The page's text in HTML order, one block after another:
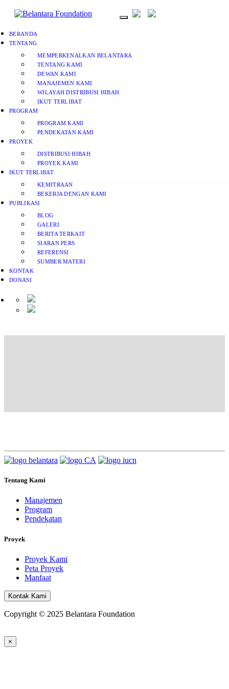
BERANDA
TENTANG
MEMPERKENALKAN BELANTARA
TENTANG KAMI
DEWAN KAMI
MANAJEMEN KAMI
WILAYAH DISTRIBUSI HIBAH
IKUT TERLIBAT
PROGRAM
PROGRAM KAMI
PENDEKATAN KAMI
PROYEK
DISTRIBUSI HIBAH
PROYEK KAMI
IKUT TERLIBAT
KEMITRAAN
BEKERJA DENGAN KAMI
PUBLIKASI
BLOG
GALERI
BERITA TERKAIT
SIARAN PERS
REFERENSI
SUMBER MATERI
KONTAK
DONASI
Tentang Kami
Manajemen
Program
Pendekatan
Proyek
Proyek Kami
Peta Proyek
Manfaat
Kontak Kami
Copyright © 2025 Belantara Foundation
×